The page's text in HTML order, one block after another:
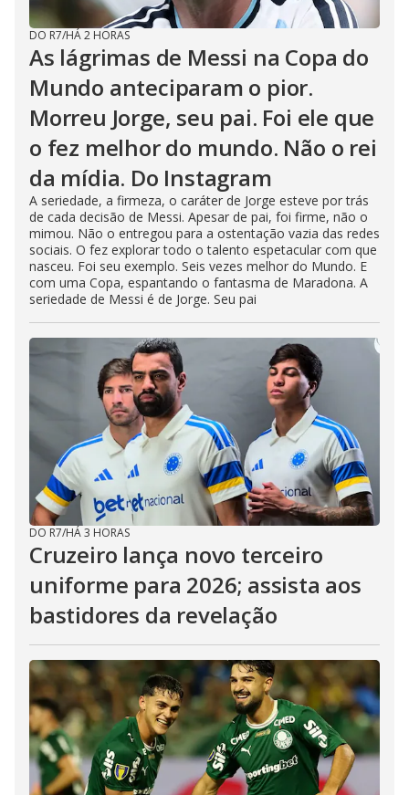
DO R7/HÁ 2 HORAS
As lágrimas de Messi na Copa do
Mundo anteciparam o pior.
Morreu Jorge, seu pai. Foi ele que
o fez melhor do mundo. Não o rei
da mídia. Do Instagram
A seriedade, a firmeza, o caráter de Jorge esteve por trás
de cada decisão de Messi. Apesar de pai, foi firme, não o
mimou. Não o entregou para a ostentação vazia das redes
sociais. O fez explorar todo o talento espetacular com que
nasceu. Foi seu exemplo. Seis vezes melhor do Mundo. E
com uma Copa, espantando o fantasma de Maradona. A
seriedade de Messi é de Jorge. Seu pai
DO R7/HÁ 3 HORAS
Cruzeiro lança novo terceiro
uniforme para 2026; assista aos
bastidores da revelação